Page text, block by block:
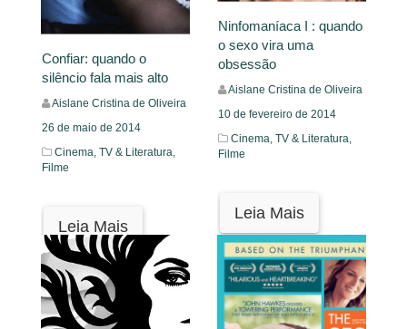
Confiar: quando o
silêncio fala mais alto
Aislane Cristina de Oliveira
26 de maio de 2014
Cinema, TV & Literatura,
Filme
Leia Mais
Ninfomaníaca I : quando
o sexo vira uma
obsessão
Aislane Cristina de Oliveira
10 de fevereiro de 2014
Cinema, TV & Literatura,
Filme
Leia Mais